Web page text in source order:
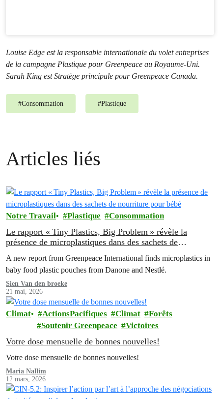
Louise Edge est la responsable internationale du volet entreprises
de la campagne Plastique pour Greenpeace au Royaume-Uni.
Sarah King est Stratège principale pour Greenpeace Canada.
#Consommation #Plastique
Articles liés
Notre Travail Plastique Consommation
Le rapport « Tiny Plastics, Big Problem » révèle la
présence de microplastiques dans des sachets de
A new report from Greenpeace International finds microplastics in
baby food plastic pouches from Danone and Nestlé.
Sien Van den broeke
21 mai, 2026
Climat ActionsPacifiques Climat
Forêts
Soutenir Greenpeace
Victoires
Votre dose mensuelle de bonnes nouvelles!
Votre dose mensuelle de bonnes nouvelles!
Maria Nallim
12 mars, 2026